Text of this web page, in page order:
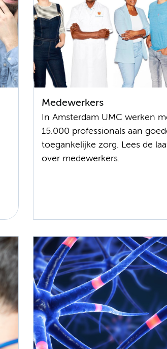
Medewerkers
In Amsterdam UMC werken
15.000 professionals aan
toegankelijke zorg. Lees de
over medewerkers.